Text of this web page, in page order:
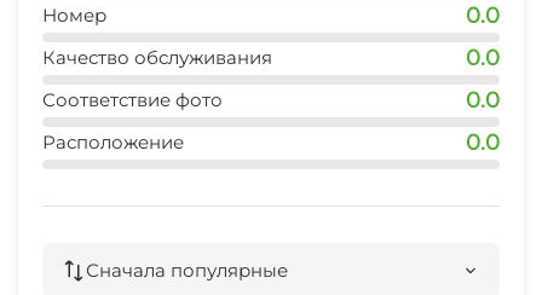
Номер 0.0
Качество обслуживания 0.0
Соответствие фото 0.0
Расположение 0.0
Сначала популярные